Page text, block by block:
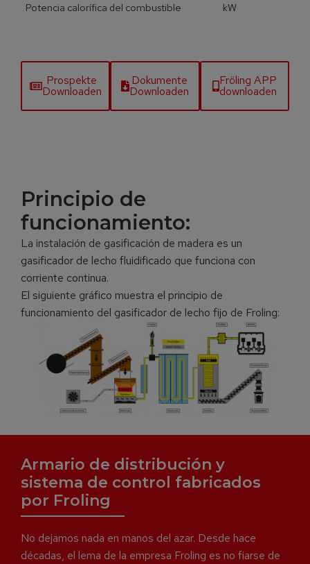
Prospekte
Downloaden
Dokumente
Downloaden
Fröling APP
downloaden
Potencia calorífica del combustible kW
Principio de
funcionamiento:
La instalación de gasificación de madera es un
gasificador de lecho fluidificado que funciona con
corriente continua.
El siguiente gráfico muestra el principio de
funcionamiento del gasificador de lecho fijo de Froling:
Armario de distribución y
sistema de control fabricados
por Froling
No dejamos nada en manos del azar. Desde hace
décadas, el lema de la empresa Froling es no fiarse de